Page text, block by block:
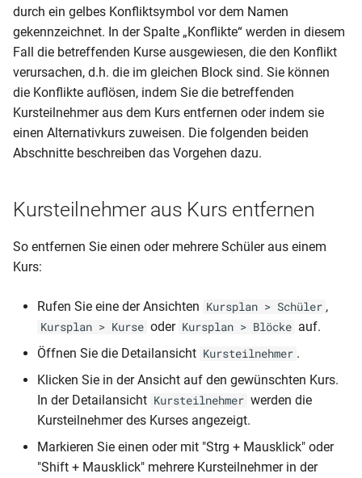
durch ein gelbes Konfliktsymbol vor dem Namen
gekennzeichnet. In der Spalte „Konflikte“ werden in diesem
Fall die betreffenden Kurse ausgewiesen, die den Konflikt
verursachen, d.h. die im gleichen Block sind. Sie können
die Konflikte auflösen, indem Sie die betreffenden
Kursteilnehmer aus dem Kurs entfernen oder indem sie
einen Alternativkurs zuweisen. Die folgenden beiden
Abschnitte beschreiben das Vorgehen dazu.
Kursteilnehmer aus Kurs entfernen
So entfernen Sie einen oder mehrere Schüler aus einem
Kurs:
Rufen Sie eine der Ansichten Kursplan > Schüler ,
Kursplan > Kurse oder Kursplan > Blöcke auf.
Öffnen Sie die Detailansicht Kursteilnehmer .
Klicken Sie in der Ansicht auf den gewünschten Kurs.
In der Detailansicht Kursteilnehmer werden die
Kursteilnehmer des Kurses angezeigt.
Markieren Sie einen oder mit "Strg + Mausklick" oder
"Shift + Mausklick" mehrere Kursteilnehmer in der